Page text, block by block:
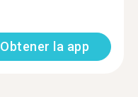
Obtener la app